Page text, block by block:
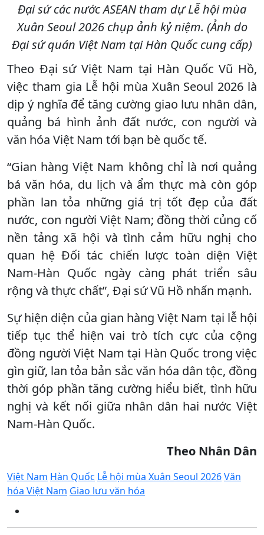
Đại sứ các nước ASEAN tham dự Lễ hội mùa
Xuân Seoul 2026 chụp ảnh kỷ niệm. (Ảnh do
Đại sứ quán Việt Nam tại Hàn Quốc cung cấp)
Theo Đại sứ Việt Nam tại Hàn Quốc Vũ Hồ,
việc tham gia Lễ hội mùa Xuân Seoul 2026 là
dịp ý nghĩa để tăng cường giao lưu nhân dân,
quảng bá hình ảnh đất nước, con người và
văn hóa Việt Nam tới bạn bè quốc tế.
“Gian hàng Việt Nam không chỉ là nơi quảng
bá văn hóa, du lịch và ẩm thực mà còn góp
phần lan tỏa những giá trị tốt đẹp của đất
nước, con người Việt Nam; đồng thời củng cố
nền tảng xã hội và tình cảm hữu nghị cho
quan hệ Đối tác chiến lược toàn diện Việt
Nam-Hàn Quốc ngày càng phát triển sâu
rộng và thực chất”, Đại sứ Vũ Hồ nhấn mạnh.
Sự hiện diện của gian hàng Việt Nam tại lễ hội
tiếp tục thể hiện vai trò tích cực của cộng
đồng người Việt Nam tại Hàn Quốc trong việc
gìn giữ, lan tỏa bản sắc văn hóa dân tộc, đồng
thời góp phần tăng cường hiểu biết, tình hữu
nghị và kết nối giữa nhân dân hai nước Việt
Nam-Hàn Quốc.
Theo Nhân Dân
Việt Nam Hàn Quốc Lễ hội mùa Xuân Seoul 2026Văn
hóa Việt Nam Giao lưu văn hóa